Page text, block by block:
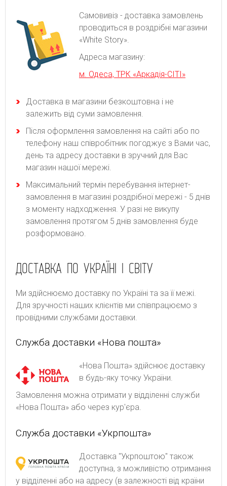
Самовивіз - доставка замовлень
проводиться в роздрібні магазини
«White Story».
Адреса магазину:
м. Одеса, ТРК «Аркадія-СІТІ»
Доставка в магазини безкоштовна і не
залежить від суми замовлення.
Після оформлення замовлення на сайті або по
телефону наш співробітник погоджує з Вами час,
день та адресу доставки в зручний для Вас
магазин нашої мережі.
Максимальний термін перебування інтернет-
замовлення в магазині роздрібної мережі - 5 днів
з моменту надходження. У разі не викупу
замовлення протягом 5 днів замовлення буде
розформовано.
ДОСТАВКА ПО УКРАЇНІ І СВІТУ
Ми здійснюємо доставку по Україні та за її межі.
Для зручності наших клієнтів ми співпрацюємо з
провідними службами доставки.
Служба доставки «Нова пошта»
«Нова Пошта» здійснює доставку
в будь-яку точку України.
Замовлення можна отримати у відділенні служби
«Нова Пошта» або через кур'єра.
Служба доставки «Укрпошта»
Доставка "Укрпоштою" також
доступна, з можливістю отримання
у відділенні або на адресу (в залежності від країни